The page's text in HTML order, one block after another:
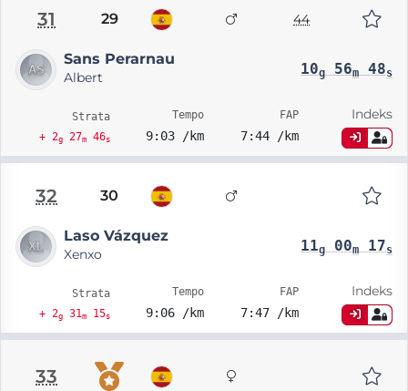
31 29 44
Sans Perarnau
Albert 10g56m48s
Strata
+ 2g27m46s
Tempo
9:03 /km
FAP
7:44 /km
Indeks
32 30
Laso Vázquez
Xenxo 11g00m17s
Strata
+ 2g31m15s
Tempo
9:06 /km
FAP
7:47 /km
Indeks
33